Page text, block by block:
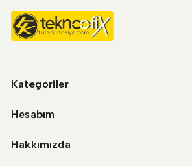
Kategoriler
Hesabım
Hakkımızda